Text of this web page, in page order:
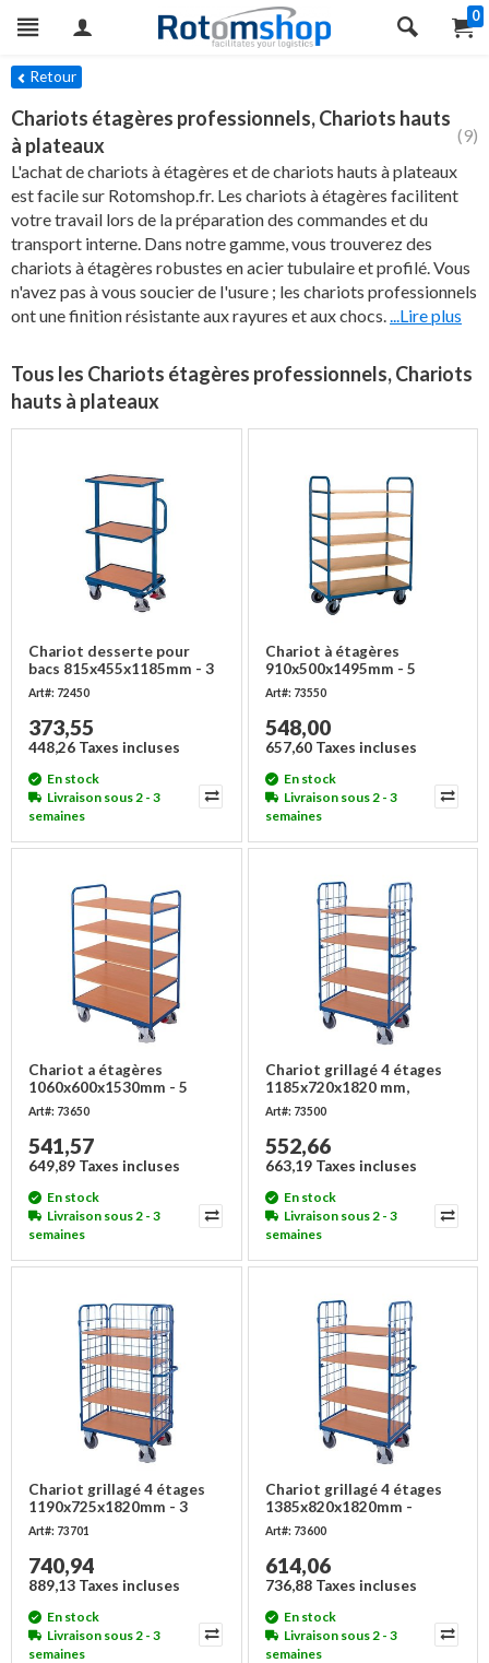
0
Retour
Chariots étagères professionnels, Chariots hauts
à plateaux
(9)
L'achat de chariots à étagères et de chariots hauts à plateaux
est facile sur Rotomshop.fr. Les chariots à étagères facilitent
votre travail lors de la préparation des commandes et du
transport interne. Dans notre gamme, vous trouverez des
chariots à étagères robustes en acier tubulaire et profilé. Vous
n'avez pas à vous soucier de l'usure ; les chariots professionnels
ont une finition résistante aux rayures et aux chocs....Lire plus
Tous les Chariots étagères professionnels, Chariots
hauts à plateaux
Chariot desserte pour
bacs 815x455x1185mm - 3
étages
Art#: 72450
373,55
448,26 Taxes incluses
En stock
Livraison sous 2 - 3
semaines
Chariot à étagères
910x500x1495mm - 5
plateaux - Charge 500 kg
Art#: 73550
548,00
657,60 Taxes incluses
En stock
Livraison sous 2 - 3
semaines
Chariot a étagères
1060x600x1530mm - 5
plateaux - Charge 250 kg
Art#: 73650
541,57
649,89 Taxes incluses
En stock
Livraison sous 2 - 3
semaines
Chariot grillagé 4 étages
1185x720x1820 mm,
Charge 500 kg
Art#: 73500
552,66
663,19 Taxes incluses
En stock
Livraison sous 2 - 3
semaines
Chariot grillagé 4 étages
1190x725x1820mm - 3
côtés
Art#: 73701
740,94
889,13 Taxes incluses
En stock
Livraison sous 2 - 3
semaines
Chariot grillagé 4 étages
1385x820x1820mm -
Charge 500 kg
Art#: 73600
614,06
736,88 Taxes incluses
En stock
Livraison sous 2 - 3
semaines